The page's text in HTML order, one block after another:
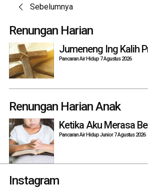
Post
navigation
Sebelumnya
Renungan Harian
Jumeneng Ing Kalih
Pancaran Air Hidup 7 Agustus 2026
Renungan Harian Anak
Ketika Aku Merasa
Pancaran Air Hidup Junior 7 Agustus 2026
Instagram